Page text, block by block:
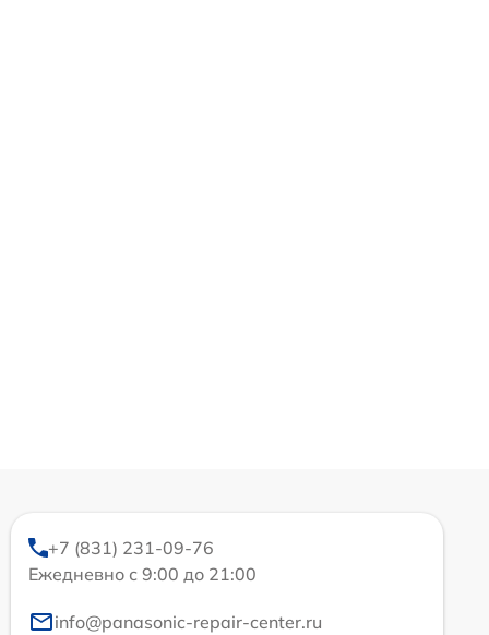
+7 (831) 231-09-76
Ежедневно с 9:00 до 21:00
info@panasonic-repair-center.ru